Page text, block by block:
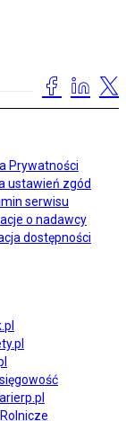
Prywatności
ustawień zgód
serwisu
o nadawcy
dostępności